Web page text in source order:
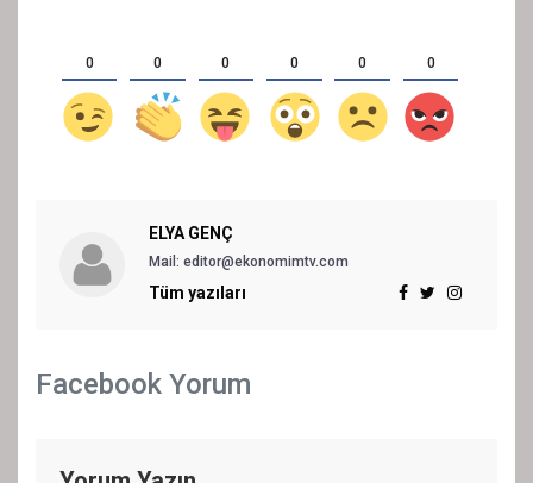
0 0 0 0 0 0
ELYA GENÇ
Mail: editor@ekonomimtv.com
Tüm yazıları
Facebook Yorum